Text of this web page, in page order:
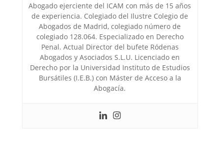
Abogado ejerciente del ICAM con más de 15 años
de experiencia. Colegiado del Ilustre Colegio de
Abogados de Madrid, colegiado número de
colegiado 128.064. Especializado en Derecho
Penal. Actual Director del bufete Ródenas
Abogados y Asociados S.L.U. Licenciado en
Derecho por la Universidad Instituto de Estudios
Bursátiles (I.E.B.) con Máster de Acceso a la
Abogacía.